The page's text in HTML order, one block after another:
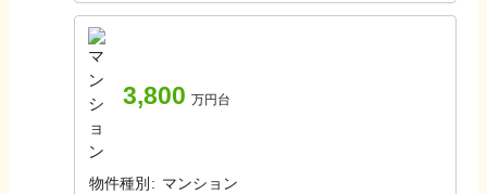
3,800 万円台
物件種別 : マンション